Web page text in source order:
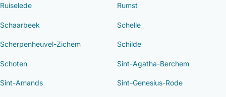
Ruiselede Rumst
Schaarbeek Schelle
Scherpenheuvel-Zichem Schilde
Schoten Sint-Agatha-Berchem
Sint-Amands Sint-Genesius-Rode